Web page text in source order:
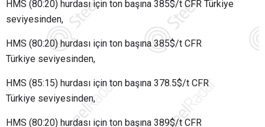
HMS (80:20) hurdası için ton başına 385$/t CFR Türkiye
seviyesinden,
HMS (80:20) hurdası için ton başına 385$/t CFR
Türkiye seviyesinden,
HMS (85:15) hurdası için ton başına 378.5$/t CFR
Türkiye seviyesinden,
HMS (80:20) hurdası için ton başına 389$/t CFR